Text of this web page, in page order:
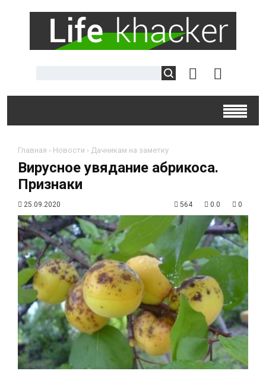
Главная › Новости › Дачникам на заметку
Вирусное увядание абрикоса.
Признаки
25.09.2020 564 0.0 0